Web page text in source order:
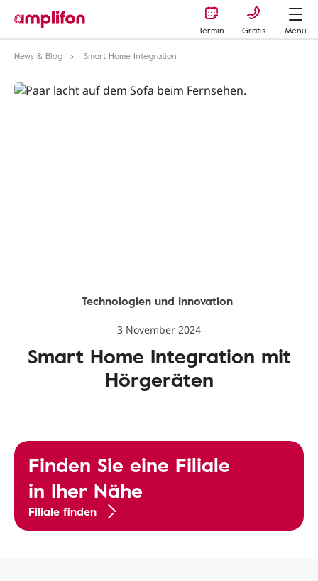
Termin Gratis
Menü
News & Blog
Smart Home Integration
Technologien und Innovation
3 November 2024
Smart Home Integration mit
Hörgeräten
Finden Sie eine Filiale
in Iher Nähe
Filiale finden